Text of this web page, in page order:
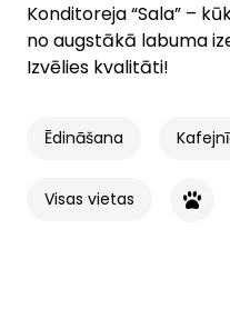
Konditoreja “Sala” –
no augstākā labuma
Izvēlies kvalitāti!
Ēdināšana
Visas vietas